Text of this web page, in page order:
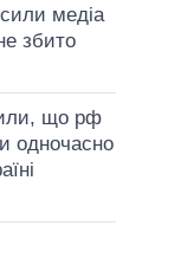
медіа
збито
що рф
одночасно